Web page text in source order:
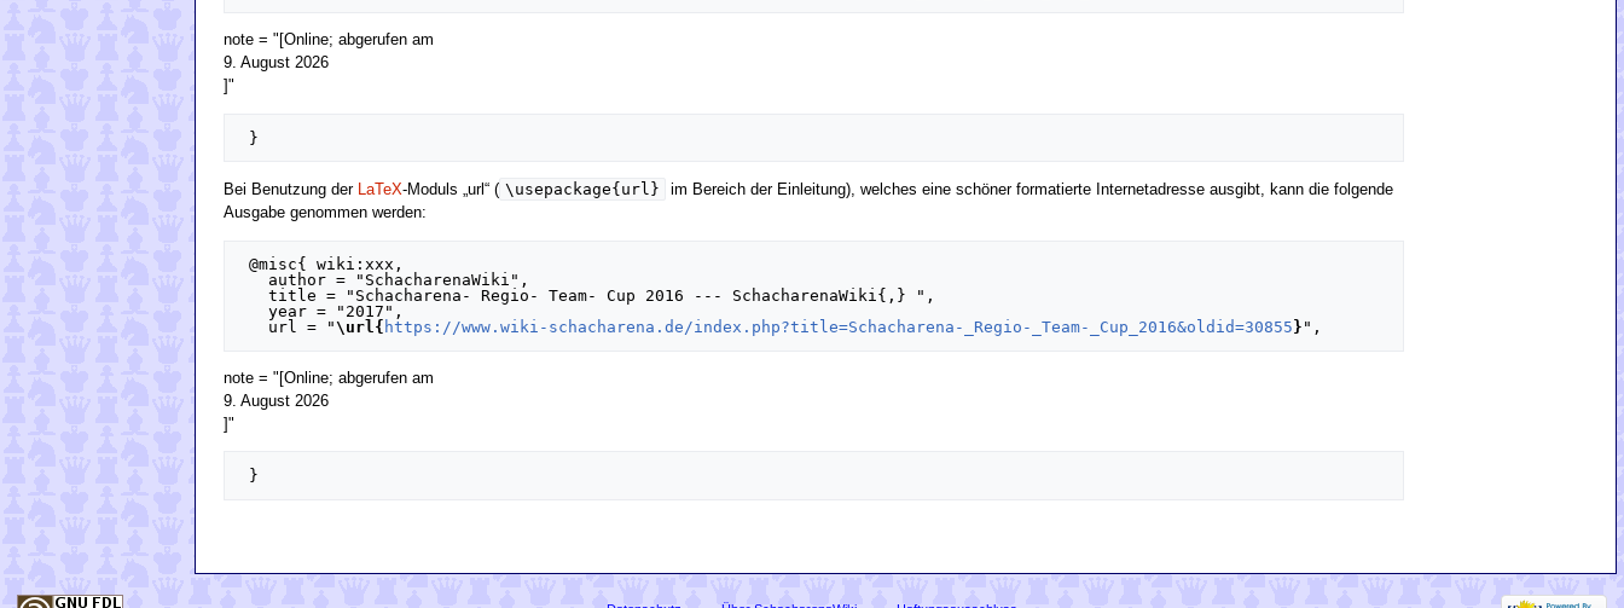
note = "[Online; abgerufen am
9. August 2026
]"
Bei Benutzung der LaTeX-Moduls „url“ ( \usepackage{url}
im Bereich der Einleitung), welches eine schöner formatierte Internetadresse ausgibt, kann die folgende
Ausgabe genommen werden:
@misc{ wiki:xxx,
   title = "Schacharena- Regio- Team- Cup 2016 --- SchacharenaWiki{,} ",
   year = "2017",
   url = "
\url{ https://www.wiki-schacharena.de/index.php?title=Schacharena-_Regio-_Team-_Cup_2016&oldid=30855 }
note = "[Online; abgerufen am
9. August 2026
]"